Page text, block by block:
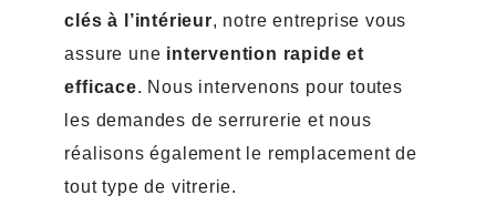
clés à l’intérieur, notre entreprise vous
assure une intervention rapide et
efficace. Nous intervenons pour toutes
les demandes de serrurerie et nous
réalisons également le remplacement de
tout type de vitrerie.